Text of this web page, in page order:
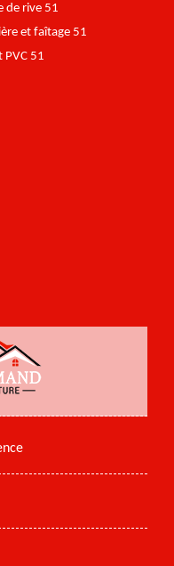
de rive 51
et faîtage 51
PVC 51